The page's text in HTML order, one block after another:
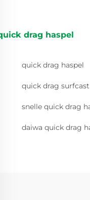
drag haspel
quick drag haspel
quick drag
snelle quick drag
daiwa quick drag